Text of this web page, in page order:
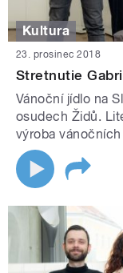
Kultura
23. prosinec 2018
Stretnutie
Vánoční jídlo na
osudech Židů.
výroba